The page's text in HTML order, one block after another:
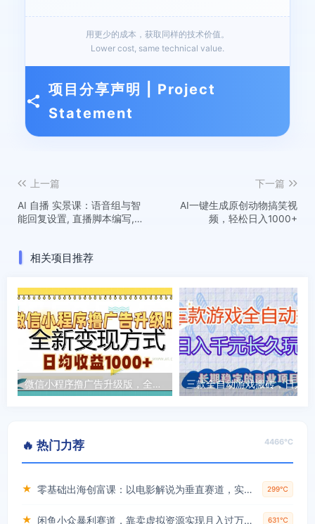
用更少的成本，获取同样的技术价值。
Lower cost, same technical value.
项目分享声明 | Project
Statement
上一篇
AI 自播 实景课：语音组与智
能回复设置, 直播脚本编写,
下一篇
AI一键生成原创动物搞笑视
频，轻松日入1000+
相关项目推荐
微信小程序撸广告升级版，全新变现方式，日均收益1000+
🔥 热门力荐 4466℃
★ 零基础出海创富课：以电影解说为垂直赛道，实现不出国门赚美金的目标 299℃
★ 闲鱼小众暴利赛道，靠卖虚拟资源实现月入过万，谁做谁赚钱 631℃